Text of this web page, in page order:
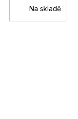
Na skladě